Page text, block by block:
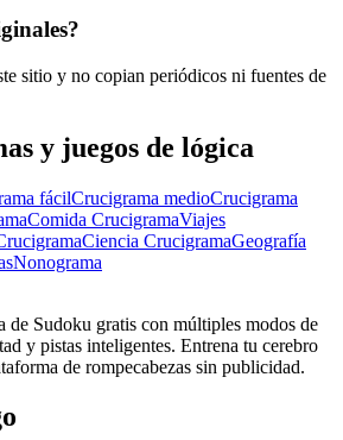
sitio y no copian periódicos ni fuentes de
y juegos de lógica
fácilCrucigrama medioCrucigrama
Comida CrucigramaViajes
Ciencia CrucigramaGeografía
Nonograma
de Sudoku gratis con múltiples modos de
y pistas inteligentes. Entrena tu cerebro
de rompecabezas sin publicidad.